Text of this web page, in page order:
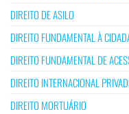
DIREITO DE ASILO
DIREITO FUNDAMENTAL À
DIREITO FUNDAMENTAL DE
DIREITO INTERNACIONAL
DIREITO MORTUÁRIO